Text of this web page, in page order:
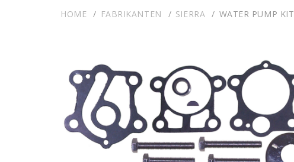
HOME FABRIKANTEN SIERRA WATER PUMP KIT